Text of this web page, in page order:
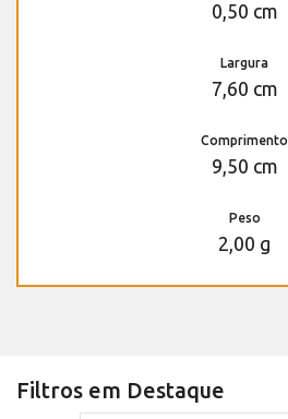
0,50 cm
Largura
7,60 cm
Comprimento
9,50 cm
Peso
2,00 g
Filtros em Destaque